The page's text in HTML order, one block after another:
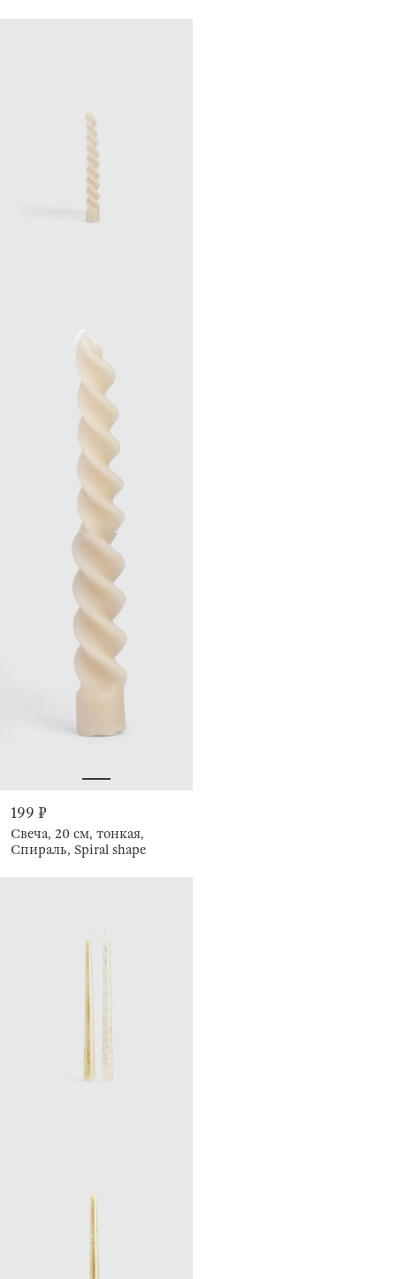
199 ₽
Свеча, 20 см, тонкая,
Спираль, Spiral shape